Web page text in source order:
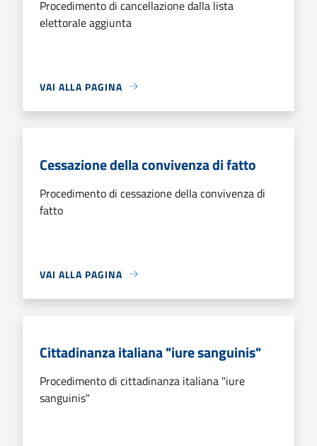
Procedimento di cancellazione dalla lista
elettorale aggiunta
VAI ALLA PAGINA
Cessazione della convivenza di fatto
Procedimento di cessazione della convivenza di
fatto
VAI ALLA PAGINA
Cittadinanza italiana "iure sanguinis"
Procedimento di cittadinanza italiana "iure
sanguinis"